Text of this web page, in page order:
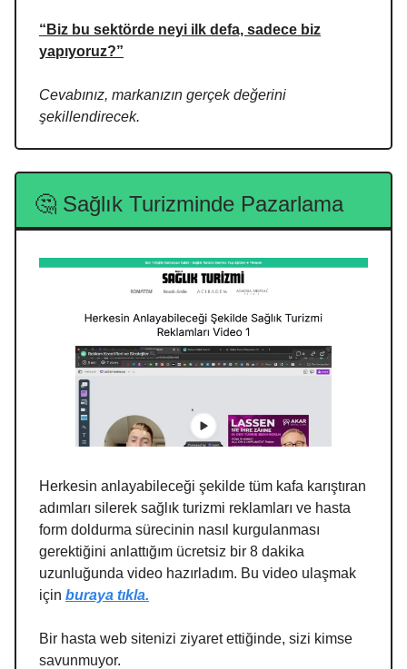
“Biz bu sektörde neyi ilk defa, sadece biz
yapıyoruz?”
Cevabınız, markanızın gerçek değerini
şekillendirecek.
🤔 Sağlık Turizminde Pazarlama
Herkesin anlayabileceği şekilde tüm kafa karıştıran
adımları silerek sağlık turizmi reklamları ve hasta
form doldurma sürecinin nasıl kurgulanması
gerektiğini anlattığım ücretsiz bir 8 dakika
uzunluğunda video hazırladım. Bu video ulaşmak
için buraya tıkla.
Bir hasta web sitenizi ziyaret ettiğinde, sizi kimse
savunmuyor.